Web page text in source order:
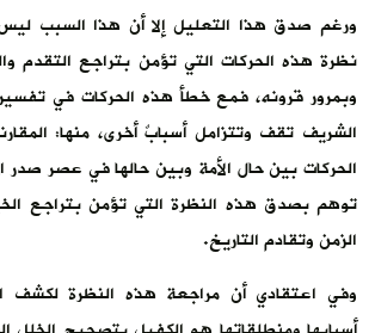
ورغم صدق هذا التعليل إلا أن هذا السبب
نظرة هذه الحركات التي تؤمن بتراجع التقدم
وبمرور قرونه، فمع خطأ هذه الحركات في
الشريف تقف وتتزامل أسبابٌ أخرى، منها:
الحركات بين حال الأمة وبين حالها في عصر صدر
توهم بصدق هذه النظرة التي تؤمن بتراجع
الزمن وتقادم التاريخ.
وفي اعتقادي أن مراجعة هذه النظرة لكشف